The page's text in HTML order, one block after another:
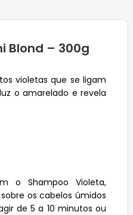
Blond – 300g
violetas que se ligam
o amarelado e revela
o Shampoo Violeta,
os cabelos úmidos
de 5 a 10 minutos ou